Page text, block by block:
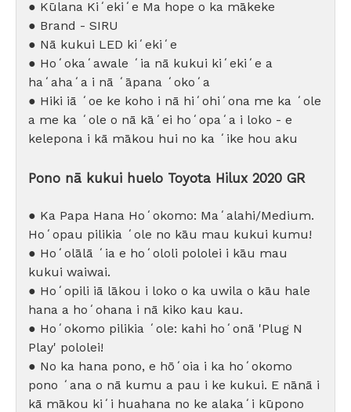
● Kūlana Kiʻekiʻe Ma hope o ka mākeke
● Brand - SIRU
● Nā kukui LED kiʻekiʻe
● Hoʻokaʻawale ʻia nā kukui kiʻekiʻe a
haʻahaʻa i nā ʻāpana ʻokoʻa
● Hiki iā ʻoe ke koho i nā hiʻohiʻona me ka ʻole
a me ka ʻole o nā kāʻei hoʻopaʻa i loko - e
kelepona i kā mākou hui no ka ʻike hou aku
Pono nā kukui huelo Toyota Hilux 2020 GR
● Ka Papa Hana Hoʻokomo: Maʻalahi/Medium.
Hoʻopau pilikia ʻole no kāu mau kukui kumu!
● Hoʻolālā ʻia e hoʻololi pololei i kāu mau
kukui waiwai.
● Hoʻopili iā lākou i loko o ka uwila o kāu hale
hana a hoʻohana i nā kiko kau kau.
● Hoʻokomo pilikia ʻole: kahi hoʻonā 'Plug N
Play' pololei!
● No ka hana pono, e hōʻoia i ka hoʻokomo
pono ʻana o nā kumu a pau i ke kukui. E nānā i
kā mākou kiʻi huahana no ke alakaʻi kūpono